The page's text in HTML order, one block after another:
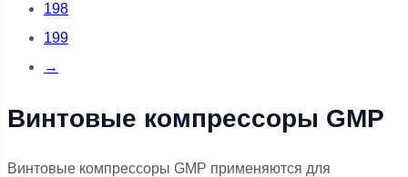
198
199
→
Винтовые компрессоры GMP
Винтовые компрессоры GMP применяются для